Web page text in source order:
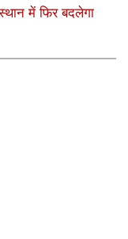
में फिर बदलेगा